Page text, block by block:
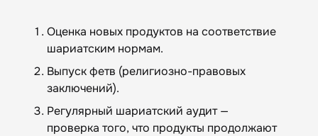
Оценка новых продуктов на соответствие
шариатским нормам.
Выпуск фетв (религиозно-правовых
заключений).
Регулярный шариатский аудит —
проверка того, что продукты продолжают